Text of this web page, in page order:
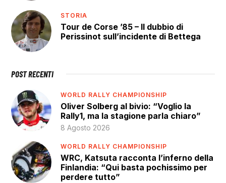
STORIA
Tour de Corse ’85 – Il dubbio di
Perissinot sull’incidente di Bettega
POST RECENTI
WORLD RALLY CHAMPIONSHIP
Oliver Solberg al bivio: “Voglio la
Rally1, ma la stagione parla chiaro”
8 Agosto 2026
WORLD RALLY CHAMPIONSHIP
WRC, Katsuta racconta l’inferno della
Finlandia: “Qui basta pochissimo per
perdere tutto”